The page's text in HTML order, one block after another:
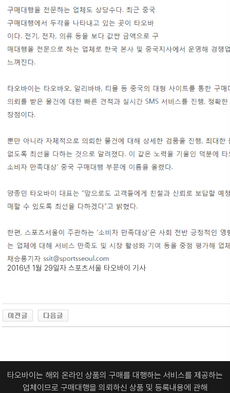
2016년 1월 29일자 스포츠서울 타오바이 기사
타오바이는 해외 온라인 상품의 구매를 대행하는 서비스를 제공하는
업체이므로 구매대행을 의뢰하신 상품 및 등록내용에 관해